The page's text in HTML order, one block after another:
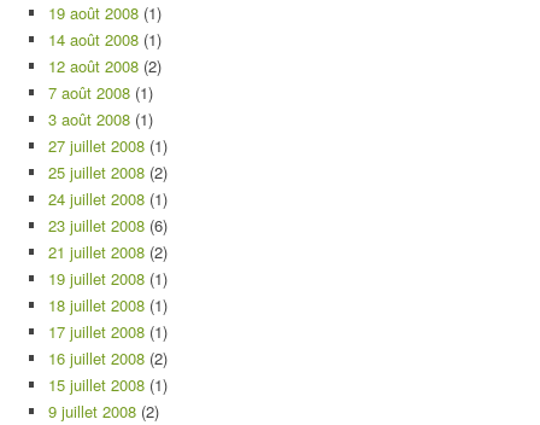
19 août 2008 (1)
14 août 2008 (1)
12 août 2008 (2)
7 août 2008 (1)
3 août 2008 (1)
27 juillet 2008 (1)
25 juillet 2008 (2)
24 juillet 2008 (1)
23 juillet 2008 (6)
21 juillet 2008 (2)
19 juillet 2008 (1)
18 juillet 2008 (1)
17 juillet 2008 (1)
16 juillet 2008 (2)
15 juillet 2008 (1)
9 juillet 2008 (2)